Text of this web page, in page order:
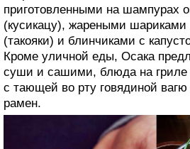
уличную еду.